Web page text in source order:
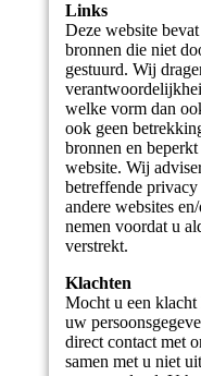
Links
Deze website
bronnen die niet
gestuurd. Wij
welke vorm dan
ook geen
bronnen en
website. Wij
betreffende
andere websites
nemen voordat u
verstrekt.
Klachten
Mocht u een
uw
direct contact met
samen met u niet